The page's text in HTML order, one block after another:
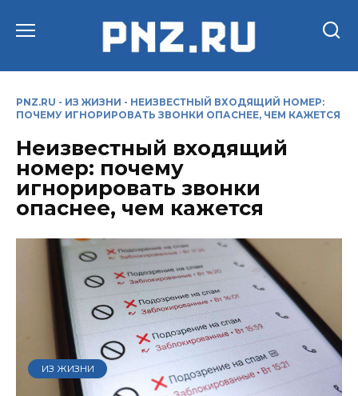
PNZ.RU - ИЗ ЖИЗНИ - НЕИЗВЕСТНЫЙ ВХОДЯЩИЙ НОМЕР:
ПОЧЕМУ ИГНОРИРОВАТЬ ЗВОНКИ ОПАСНЕЕ, ЧЕМ КАЖЕТСЯ
Неизвестный входящий
номер: почему
игнорировать звонки
опаснее, чем кажется
ИЗ ЖИЗНИ